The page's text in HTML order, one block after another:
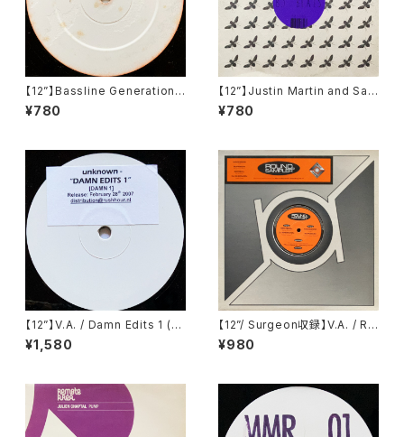
【12”】Bassline Generation /
Cool Scool / Horns Of Jeri
cho (Kickin' Underground
¥780
【12”】Justin Martin and Sam
my D feat Fernando Rivera
/ The Legend Of Papacho
¥780
【12”】V.A. / Damn Edits 1 (D
amn Edits) (DAMN 1)
¥1,580
【12”/ Surgeon収録】V.A. / Ro
und Sampler 2 (Round Rec
ords) (SARR-005)
¥980